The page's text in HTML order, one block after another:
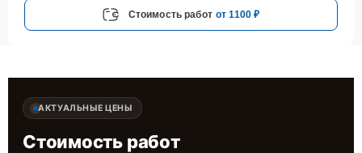
Стоимость работ от 1100 ₽
АКТУАЛЬНЫЕ ЦЕНЫ
Стоимость работ